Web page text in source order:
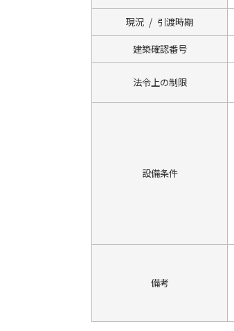
現況 / 引渡時期
建築確認番号
法令上の制限
設備条件
備考